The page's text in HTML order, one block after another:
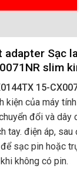
adapter Sạc
slim
15-
kiện của máy
đổi và dây
tay. điện áp,
sạc pin hoặc
không có pin.